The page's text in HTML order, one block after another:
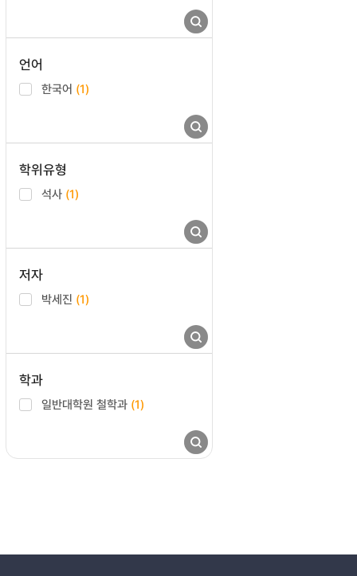
언어
한국어 (1)
학위유형
석사 (1)
저자
박세진 (1)
학과
일반대학원 철학과 (1)